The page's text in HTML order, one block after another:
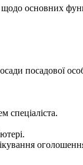
основних
посадової
спеціаліста.